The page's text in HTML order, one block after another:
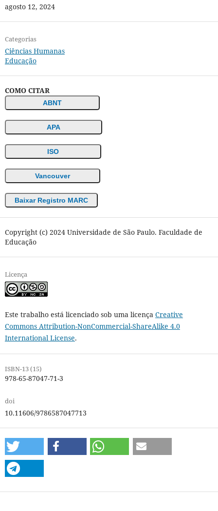
agosto 12, 2024
Categorias
Ciências Humanas
Educação
COMO CITAR
ABNT
APA
ISO
Vancouver
Baixar Registro MARC
Copyright (c) 2024 Universidade de São Paulo. Faculdade de
Educação
Licença
Este trabalho está licenciado sob uma licença Creative
Commons Attribution-NonCommercial-ShareAlike 4.0
International License.
ISBN-13 (15)
978-65-87047-71-3
doi
10.11606/9786587047713